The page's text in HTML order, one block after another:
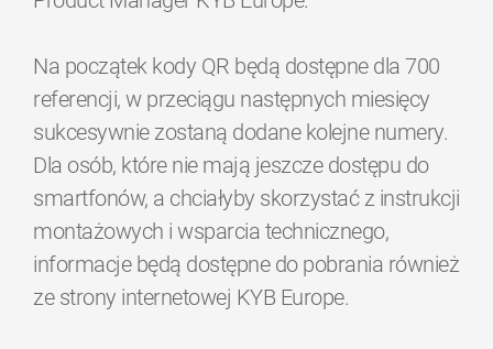
Na początek kody QR będą dostępne dla 700
referencji, w przeciągu następnych miesięcy
sukcesywnie zostaną dodane kolejne numery.
Dla osób, które nie mają jeszcze dostępu do
smartfonów, a chciałyby skorzystać z instrukcji
montażowych i wsparcia technicznego,
informacje będą dostępne do pobrania również
ze strony internetowej KYB Europe.